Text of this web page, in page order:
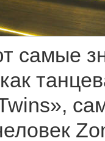
самые